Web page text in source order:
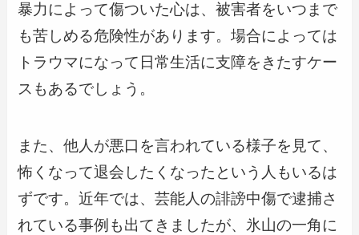
暴力によって傷ついた心は、被害者をいつまで
も苦しめる危険性があります。場合によっては
トラウマになって日常生活に支障をきたすケー
スもあるでしょう。
また、他人が悪口を言われている様子を見て、
怖くなって退会したくなったという人もいるは
ずです。近年では、芸能人の誹謗中傷で逮捕さ
れている事例も出てきましたが、氷山の一角に